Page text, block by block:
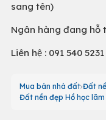
sang tên)
Ngân hàng đang hỗ
Liên hệ : 091 540
Mua bán nhà đất Đất
Đất nền đẹp Hồ học lãm